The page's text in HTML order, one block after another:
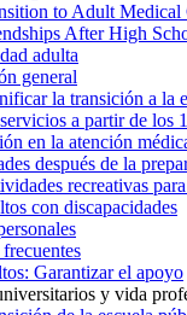
to Adult Medical
After High
adulta
general
la transición a la
a partir de los
en la atención
después de la
recreativas
con discapacidades
Garantizar el apoyo
y vida